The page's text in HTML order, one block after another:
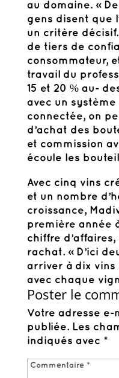
au domaine. «
gens disent que
un critère
de tiers de
consommateur,
travail du
15 et 20 % au-
avec un
connectée, on
d’achat des
et commission
écoule les
Avec cinq vins
et un nombre
croissance,
première année
chiffre
rachat. « D’ici
arriver à dix vins
avec chaque
Poster le
Votre adresse e-
publiée. Les
indiqués avec *